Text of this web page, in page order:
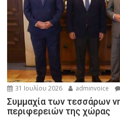
31 Ιουλίου 2026 adminvoice
Συμμαχία των τεσσάρων
περιφερειών της χώρας